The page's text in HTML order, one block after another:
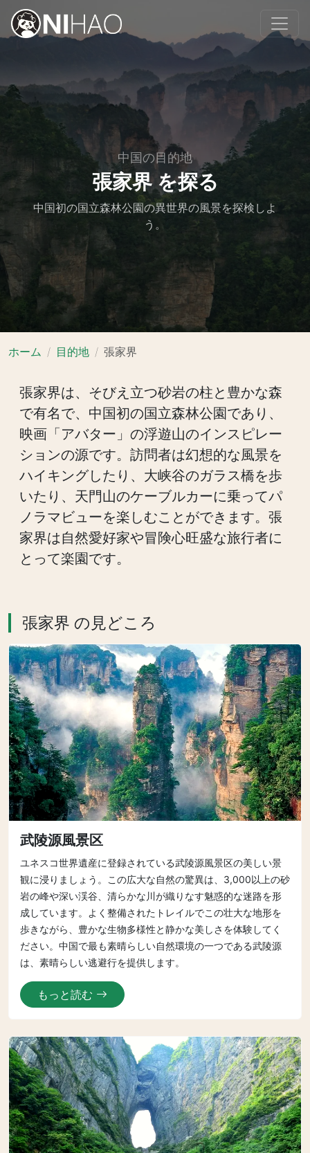
中国の目的地
張家界 を探る
中国初の国立森林公園の異世界の風景を探検しよ
う。
ホーム 目的地 張家界
張家界は、そびえ立つ砂岩の柱と豊かな森
で有名で、中国初の国立森林公園であり、
映画「アバター」の浮遊山のインスピレー
ションの源です。訪問者は幻想的な風景を
ハイキングしたり、大峡谷のガラス橋を歩
いたり、天門山のケーブルカーに乗ってパ
ノラマビューを楽しむことができます。張
家界は自然愛好家や冒険心旺盛な旅行者に
とって楽園です。
張家界 の見どころ
武陵源風景区
ユネスコ世界遺産に登録されている武陵源風景区の美しい景
観に浸りましょう。この広大な自然の驚異は、3,000以上の砂
岩の峰や深い渓谷、清らかな川が織りなす魅惑的な迷路を形
成しています。よく整備されたトレイルでこの壮大な地形を
歩きながら、豊かな生物多様性と静かな美しさを体験してく
ださい。中国で最も素晴らしい自然環境の一つである武陵源
は、素晴らしい逃避行を提供します。
もっと読む